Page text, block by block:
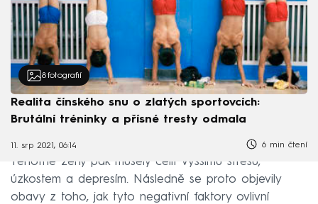
8 fotografií
Realita čínského snu o zlatých sportovcích:
Brutální tréninky a přísné tresty odmala
11. srp 2021, 06:14 6 min čtení
Těhotné ženy pak musely čelit vyššímu stresu,
úzkostem a depresím. Následně se proto objevily
obavy z toho, jak tyto negativní faktory ovlivní